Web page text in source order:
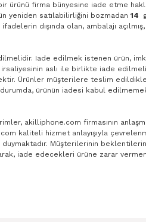
firma bünyesine iade etme
yeniden satılabilirliğini bozmadan 14
dışında olan, ambalajı
Iade edilmek istenen ürün,
aslı ile birlikte iade
Ürünler müşterilere teslim
ürünün iadesi kabul
akilliphone.com firmasının
kaliteli hizmet anlayışıyla
Müşterilerinin
iade edecekleri ürüne zarar